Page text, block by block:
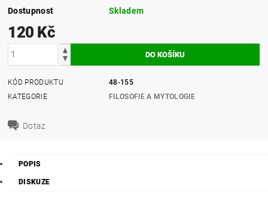
Dostupnost Skladem
120 Kč
KÓD PRODUKTU
48-155
KATEGORIE
FILOSOFIE A MYTOLOGIE
Dotaz
POPIS
DISKUZE